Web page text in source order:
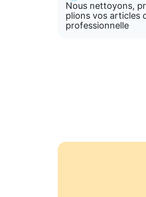
Nous nettoyons,
plions vos articles
professionnelle